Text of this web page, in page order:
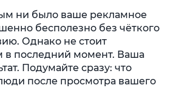
ни было ваше рекламное
бесполезно без чёткого
Однако не стоит
в последний момент. Ваша
Подумайте сразу: что
после просмотра вашего